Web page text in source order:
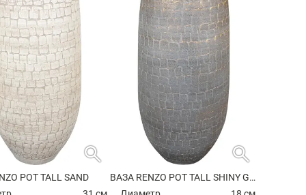
search
POT TALL SAND
search
ВАЗА RENZO POT TALL SHINY GREY